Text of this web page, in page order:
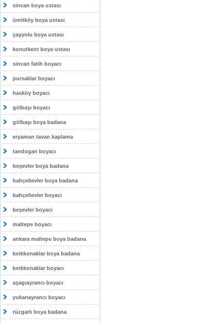
sincan boya ustası
ümitköy boya ustası
çayyolu boya ustası
konutkent boya ustası
sincan fatih boyacı
pursaklar boyacı
hasköy boyacı
gölbaşı boyacı
gölbaşı boya badana
eryaman tavan kaplama
tandogan boyacı
beşevler boya badana
bahçelievler boya badana
bahçelievler boyacı
beşevler boyacı
maltepe boyacı
ankara maltepe boya badana
kırıkkonaklar boya badana
kırıkkonaklar boyacı
aşagıayrancı boyacı
yukarıayrancı boyacı
rüzgarlı boya badana